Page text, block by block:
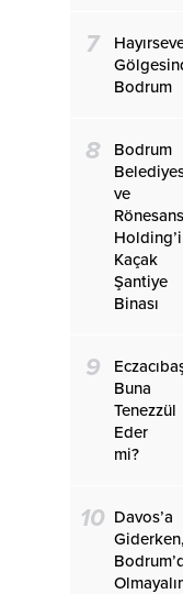
7
Bodrum
8
Bodrum
ve
Kaçak
Şantiye
Binası
9
Buna
Tenezzül
Eder
mi?
10 Davos’a